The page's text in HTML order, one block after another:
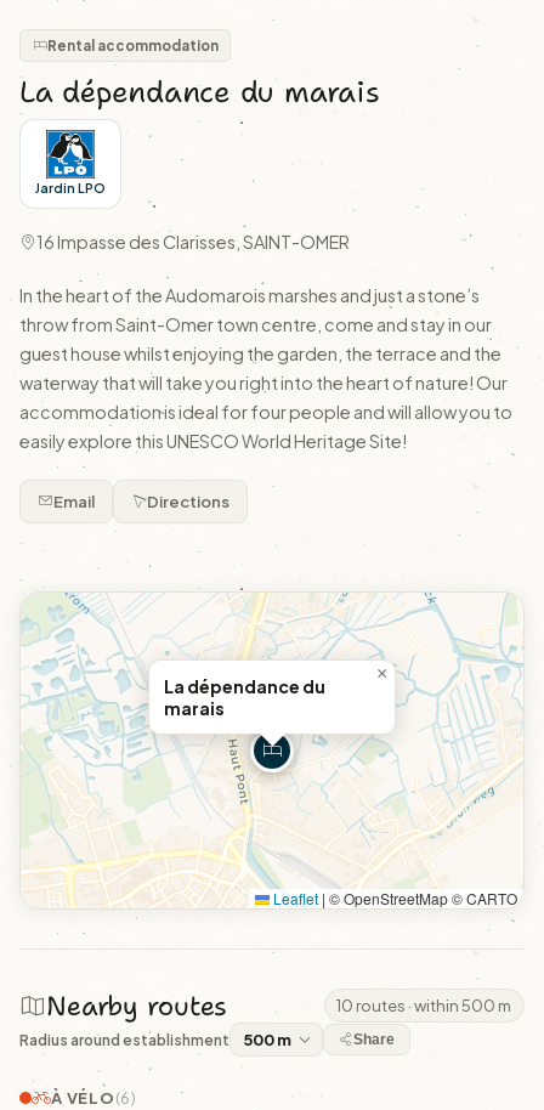
Rental accommodation
La dépendance du marais
Jardin LPO
16 Impasse des Clarisses, SAINT-OMER
In the heart of the Audomarois marshes and just a stone’s
throw from Saint-Omer town centre, come and stay in our
guest house whilst enjoying the garden, the terrace and the
waterway that will take you right into the heart of nature! Our
accommodation is ideal for four people and will allow you to
easily explore this UNESCO World Heritage Site!
Email Directions
La dépendance du
marais
×
Leaflet | © OpenStreetMap © CARTO
Nearby routes 10 routes · within 500 m
Radius around establishment Share
À VÉLO(6)